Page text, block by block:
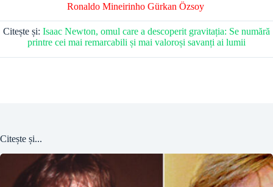
Ronaldo Mineirinho Gürkan Özsoy
Citește și: Isaac Newton, omul care a descoperit gravitația: Se numără
printre cei mai remarcabili și mai valoroși savanți ai lumii
Citește și...